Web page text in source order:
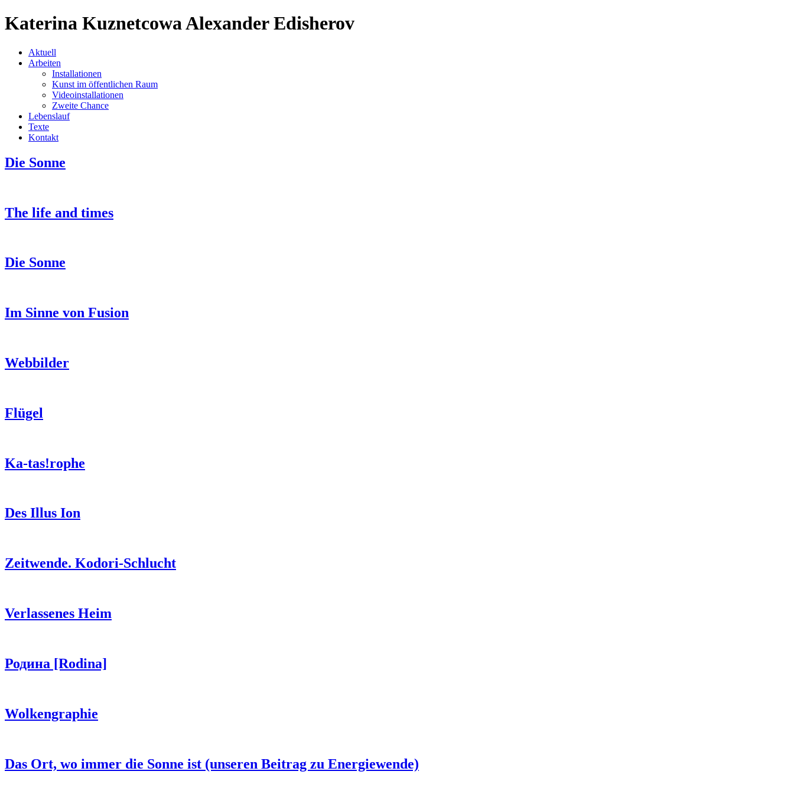
Katerina Kuznetcowa Alexander Edisherov
Aktuell
Arbeiten
Installationen
Kunst im öffentlichen Raum
Videoinstallationen
Zweite Chance
Lebenslauf
Texte
Kontakt
Die Sonne
The life and times
Die Sonne
Im Sinne von Fusion
Webbilder
Flügel
Ka-tas!rophe
Des Illus Ion
Zeitwende. Kodori-Schlucht
Verlassenes Heim
Родина [Rodina]
Wolkengraphie
Das Ort, wo immer die Sonne ist (unseren Beitrag zu Energiewende)